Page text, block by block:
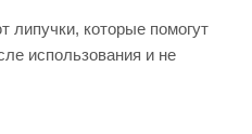
липучки, которые помогут
использования и не